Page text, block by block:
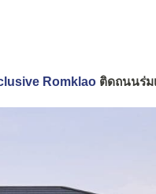
Romklao ติดถนนร่ม